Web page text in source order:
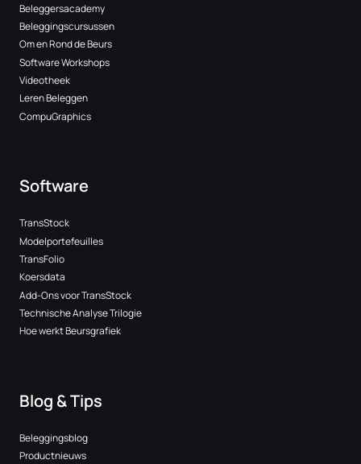
Beleggersacademy
Beleggingscursussen
Om en Rond de Beurs
Software Workshops
Videotheek
Leren Beleggen
CompuGraphics
Software
TransStock
Modelportefeuilles
TransFolio
Koersdata
Add-Ons voor TransStock
Technische Analyse Trilogie
Hoe werkt Beursgrafiek
Blog & Tips
Beleggingsblog
Productnieuws